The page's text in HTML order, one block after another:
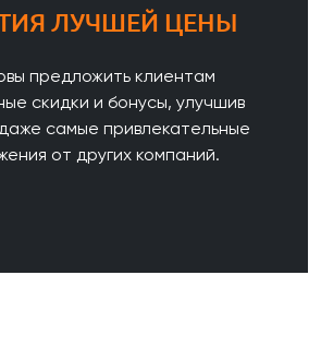
ЛУЧШЕЙ ЦЕНЫ
предложить клиентам
скидки и бонусы, улучшив
самые привлекательные
от других компаний.